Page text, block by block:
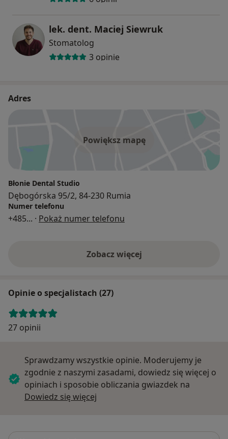
lek. dent. Maciej Siewruk
Stomatolog
3 opinie
Adres
Powiększ mapę
Błonie Dental Studio
Dębogórska 95/2, 84-230 Rumia
Numer telefonu
+485... · Pokaż numer telefonu
Zobacz więcej
Opinie o specjalistach (27)
27 opinii
Sprawdzamy wszystkie opinie. Moderujemy je
zgodnie z naszymi zasadami, dowiedz się więcej o
opiniach i sposobie obliczania gwiazdek na
Dowiedz się więcej